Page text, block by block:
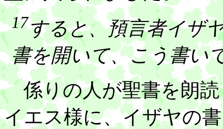
17すると、預言者イザ
書を開いて、こう書い
係りの人が聖書を朗読
イエス様に、イザヤの